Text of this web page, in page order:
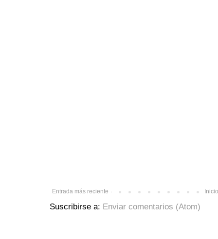
Entrada más reciente Inicio
Suscribirse a: Enviar comentarios (Atom)